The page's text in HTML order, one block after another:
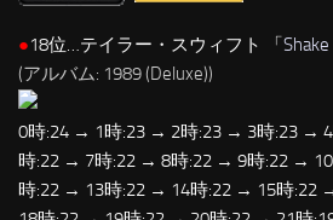
●18位…テイラー・スウィフト 「
(アルバム: 1989 (Deluxe))
0時:24 → 1時:23 → 2時:23 → 3時:23 →
時:22 → 7時:22 → 8時:22 → 9時:22 →
時:22 → 13時:22 → 14時:22 → 15時:22